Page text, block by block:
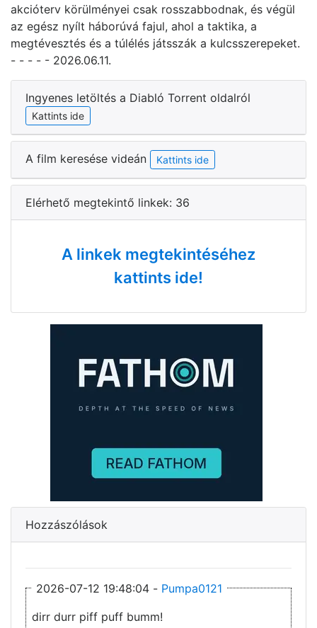
akcióterv körülményei csak rosszabbodnak, és végül
az egész nyílt háborúvá fajul, ahol a taktika, a
megtévesztés és a túlélés játsszák a kulcsszerepeket.
- - - - - 2026.06.11.
Ingyenes letöltés a Diabló Torrent oldalról
Kattints ide
A film keresése videán Kattints ide
Elérhető megtekintő linkek: 36
A linkek megtekintéséhez
kattints ide!
Hozzászólások
2026-07-12 19:48:04 - Pumpa0121
dirr durr piff puff bumm!